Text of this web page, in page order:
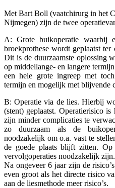
Met Bart Boll (vaatchirurg in het
Nijmegen) zijn de twee
A: Grote buikoperatie waarbij
broekprothese wordt geplaatst
Dit is de duurzaamste oplossing
op middellange- en langere
een hele grote ingreep met
termijn en mogelijk met blijvende
B: Operatie via de lies. Hierbij
(stent) geplaatst. Operatierisico
zijn minder complicaties te
zo duurzaam als de
noodzakelijk om o.a. vast te
de goede plaats blijft zitten.
vervolgoperaties noodzakelijk zijn.
Na ongeveer 6 jaar zijn de
even groot als het directe risico
aan de liesmethode meer risico’s.